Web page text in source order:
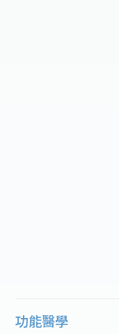
功能醫學